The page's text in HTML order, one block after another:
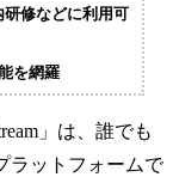
修などに利用可
を網羅
」は、誰でも
ラットフォームで